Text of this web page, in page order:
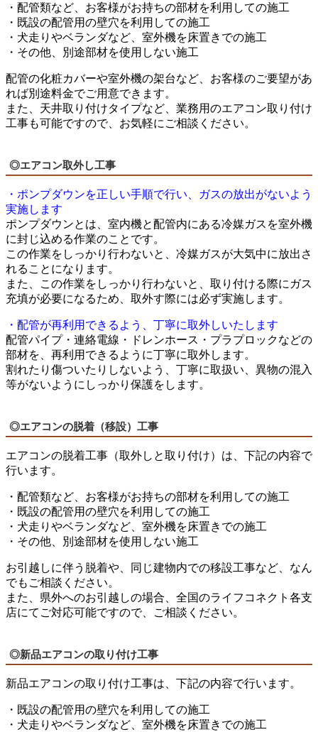
・配管類など、お客様がお持ちの部材を利用しての施工
・既設の配管用の壁穴を利用しての施工
・犬走りやベランダなど、室外機を床置きでの施工
・その他、別途部材を使用しない施工
配管の化粧カバーや室外機の架台など、お客様のご要望があ
れば別途料金でご用意できます。
また、天井取り付けタイプなど、業務用のエアコン取り付け
工事も可能ですので、お気軽にご相談ください。
◎エアコン取外し工事
・ポンプダウンを正しい手順で行い、ガスの放出がないよう
実施します
ポンプダウンとは、室内機と配管内にある冷媒ガスを室外機
に封じ込める作業のことです。
この作業をしっかり行わないと、冷媒ガスが大気中に放出さ
れることになります。
また、この作業をしっかり行わないと、取り付ける際にガス
充填が必要になるため、取外す際には必ず実施します。
・配管が再利用できるよう、丁寧に取外しいたします
配管パイプ・連絡電線・ドレンホース・プラプロックなどの
部材を、再利用できるように丁寧に取外します。
割れたり傷ついたりしないよう、丁寧に取扱い、異物の混入
等がないようにしっかり保護をします。
◎エアコンの脱着（移設）工事
エアコンの脱着工事（取外しと取り付け）は、下記の内容で
行います。
・配管類など、お客様がお持ちの部材を利用しての施工
・既設の配管用の壁穴を利用しての施工
・犬走りやベランダなど、室外機を床置きでの施工
・その他、別途部材を使用しない施工
お引越しに伴う脱着や、同じ建物内での移設工事など、なん
でもご相談ください。
また、県外へのお引越しの場合、全国のライフコネクト各支
店にてご対応可能ですので、ご相談ください。
◎新品エアコンの取り付け工事
新品エアコンの取り付け工事は、下記の内容で行います。
・既設の配管用の壁穴を利用しての施工
・犬走りやベランダなど、室外機を床置きでの施工